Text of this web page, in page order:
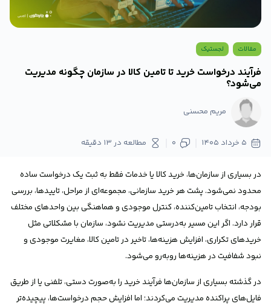
مقالات لجستیک
فرآیند درخواست خرید تا تامین کالا در سازمان چگونه مدیریت
می‌شود؟
مریم محسنی
5 خرداد 1405 0 مطالعه در 13 دقیقه
در بسیاری از سازمان‌ها، خرید کالا یا خدمات فقط به ثبت یک درخواست ساده
محدود نمی‌شود. پشت هر خرید سازمانی، مجموعه‌ای از مراحل، تاییدها، بررسی
بودجه، انتخاب تامین‌کننده، کنترل موجودی و هماهنگی بین واحدهای مختلف
قرار دارد. اگر این مسیر به‌درستی مدیریت نشود، سازمان با مشکلاتی مثل
خریدهای تکراری، افزایش هزینه‌ها، تاخیر در تامین کالا، مغایرت موجودی و
نبود شفافیت در هزینه‌ها روبه‌رو می‌شود.
در گذشته بسیاری از سازمان‌ها فرآیند خرید را به‌صورت دستی، تلفنی یا از طریق
فایل‌های پراکنده مدیریت می‌کردند؛ اما افزایش حجم درخواست‌ها، پیچیده‌تر